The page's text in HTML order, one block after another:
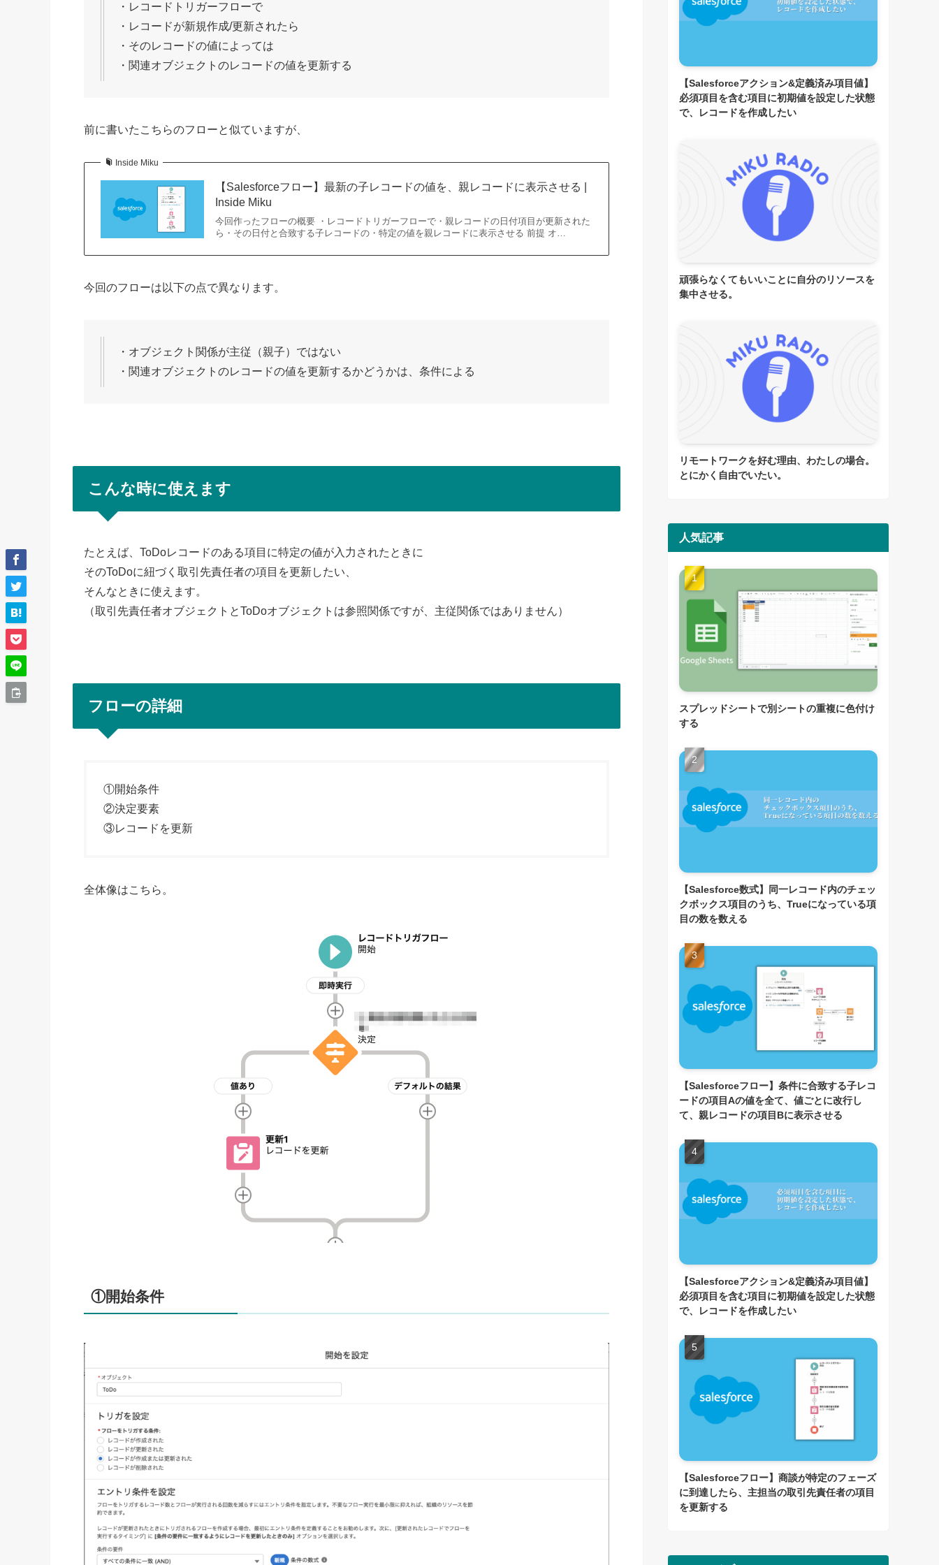
・レコードトリガーフローで
・レコードが新規作成/更新されたら
・そのレコードの値によっては
・関連オブジェクトのレコードの値を更新する
前に書いたこちらのフローと似ていますが、
Inside Miku
【Salesforceフロー】最新の子レコードの値を、親レコードに表示させる |
Inside Miku
今回作ったフローの概要 ・レコードトリガーフローで・親レコードの日付項目が更新された
ら・その日付と合致する子レコードの・特定の値を親レコードに表示させる 前提 オ…
今回のフローは以下の点で異なります。
・オブジェクト関係が主従（親子）ではない
・関連オブジェクトのレコードの値を更新するかどうかは、条件による
こんな時に使えます
たとえば、ToDoレコードのある項目に特定の値が入力されたときに
そのToDoに紐づく取引先責任者の項目を更新したい、
そんなときに使えます。
（取引先責任者オブジェクトとToDoオブジェクトは参照関係ですが、主従関係ではありません）
フローの詳細
①開始条件
②決定要素
③レコードを更新
全体像はこちら。
①開始条件
【Salesforceアクション&定義済み項目値】
必須項目を含む項目に初期値を設定した状態
で、レコードを作成したい
頑張らなくてもいいことに自分のリソースを
集中させる。
リモートワークを好む理由、わたしの場合。
とにかく自由でいたい。
人気記事
スプレッドシートで別シートの重複に色付け
する
【Salesforce数式】同一レコード内のチェッ
クボックス項目のうち、Trueになっている項
目の数を数える
【Salesforceフロー】条件に合致する子レコ
ードの項目Aの値を全て、値ごとに改行し
て、親レコードの項目Bに表示させる
【Salesforceアクション&定義済み項目値】
必須項目を含む項目に初期値を設定した状態
で、レコードを作成したい
【Salesforceフロー】商談が特定のフェーズ
に到達したら、主担当の取引先責任者の項目
を更新する